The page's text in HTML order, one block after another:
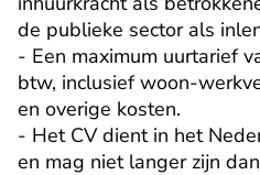
de publieke sector als
- Een maximum uurtarief
btw, inclusief woon-
en overige kosten.
- Het CV dient in het
en mag niet langer zijn